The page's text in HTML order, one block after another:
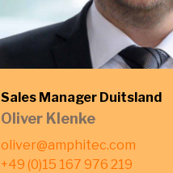
Sales Manager Duitsland
Oliver Klenke
oliver@amphitec.com
+49 (0)15 167 976 219